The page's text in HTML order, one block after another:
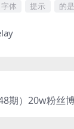
字体 提示 的是
期）20w粉丝